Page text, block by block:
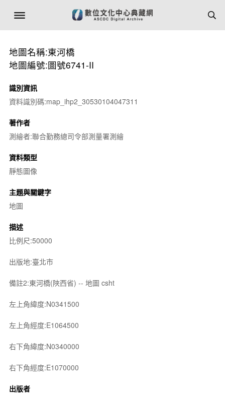
地圖名稱:東河橋
地圖編號:圖號6741-II
識別資訊
資料識別碼:map_ihp2_30530104047311
著作者
測繪者:聯合勤務總司令部測量署測繪
資料類型
靜態圖像
主題與關鍵字
地圖
描述
比例尺:50000
出版地:臺北市
備註2:東河橋(陜西省) -- 地圖 csht
左上角緯度:N0341500
左上角經度:E1064500
右下角緯度:N0340000
右下角經度:E1070000
出版者